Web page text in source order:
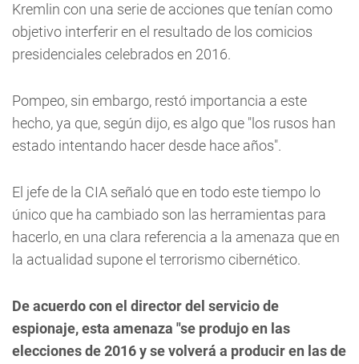
Kremlin con una serie de acciones que tenían como
objetivo interferir en el resultado de los comicios
presidenciales celebrados en 2016.
Pompeo, sin embargo, restó importancia a este
hecho, ya que, según dijo, es algo que "los rusos han
estado intentando hacer desde hace años".
El jefe de la CIA señaló que en todo este tiempo lo
único que ha cambiado son las herramientas para
hacerlo, en una clara referencia a la amenaza que en
la actualidad supone el terrorismo cibernético.
De acuerdo con el director del servicio de
espionaje, esta amenaza "se produjo en las
elecciones de 2016 y se volverá a producir en las de